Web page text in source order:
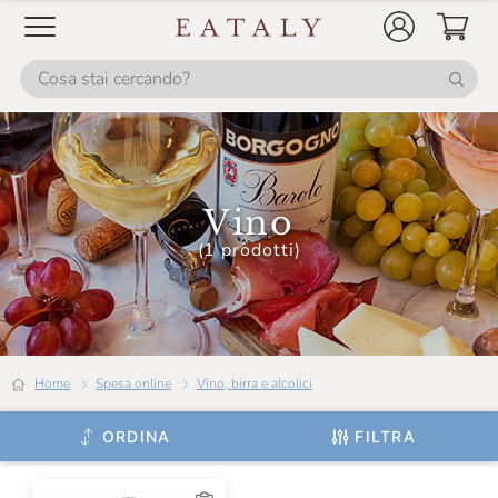
Vino
(1 prodotti)
Home Spesa online Vino, birra e alcolici
ORDINA FILTRA
Campo Alle Comete
Cantina Mesa
Cantina Valtidone
Cantine Florio
Cantine Lunae
Cantine Paltrinieri
Cantine San Marzano
Cantine Dell'Angelo